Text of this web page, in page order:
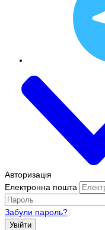
Авторизація
Електронна пошта
Забули пароль?
Увійти